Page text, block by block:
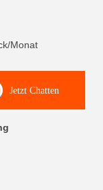
Monat
Jetzt Chatten